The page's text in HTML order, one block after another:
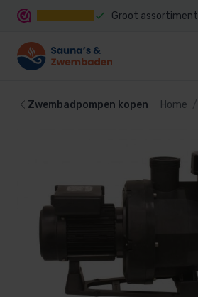
Groot assortiment
Zwembadpompen kopen Home